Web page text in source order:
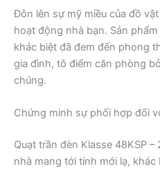
Đôn lên sự mỹ miều của đồ
hoạt động nhà bạn. Sản
khác biệt đã đem đến phong
gia đình, tô điểm căn phòng
chúng.
Chứng minh sự phối hợp đối
Quạt trần đèn Klasse 48KSP
nhà mang tới tính mới lạ,